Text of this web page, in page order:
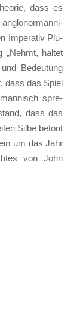
dass es
Impe­ra­tiv Plu­
„Nehmt, hal­tet
Bedeu­tung
dass das Spiel
spre­
dass das
Sil­be betont
um das Jahr
von John